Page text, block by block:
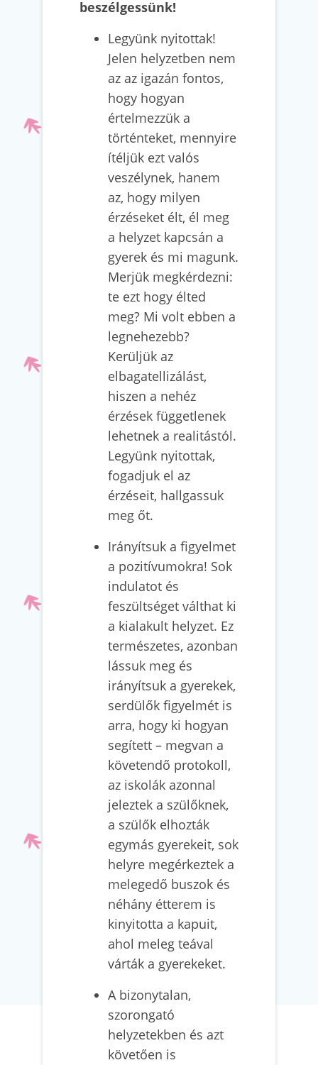
beszélgessünk!
Legyünk nyitottak!
Jelen helyzetben nem
az az igazán fontos,
hogy hogyan
értelmezzük a
történteket, mennyire
ítéljük ezt valós
veszélynek, hanem
az, hogy milyen
érzéseket élt, él meg
a helyzet kapcsán a
gyerek és mi magunk.
Merjük megkérdezni:
te ezt hogy élted
meg? Mi volt ebben a
legnehezebb?
Kerüljük az
elbagatellizálást,
hiszen a nehéz
érzések függetlenek
lehetnek a realitástól.
Legyünk nyitottak,
fogadjuk el az
érzéseit, hallgassuk
meg őt.
Irányítsuk a figyelmet
a pozitívumokra! Sok
indulatot és
feszültséget válthat ki
a kialakult helyzet. Ez
természetes, azonban
lássuk meg és
irányítsuk a gyerekek,
serdülők figyelmét is
arra, hogy ki hogyan
segített – megvan a
követendő protokoll,
az iskolák azonnal
jeleztek a szülőknek,
a szülők elhozták
egymás gyerekeit, sok
helyre megérkeztek a
melegedő buszok és
néhány étterem is
kinyitotta a kapuit,
ahol meleg teával
várták a gyerekeket.
A bizonytalan,
szorongató
helyzetekben és azt
követően is